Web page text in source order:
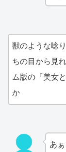
獣のような唸
ちの目から見
ム版の『美女
か
あ